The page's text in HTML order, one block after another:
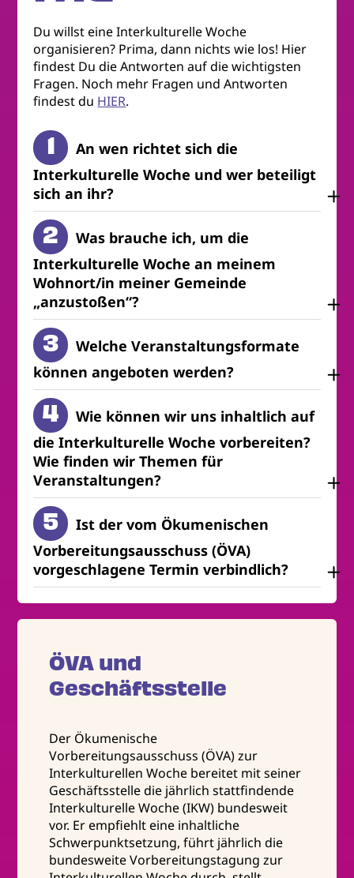
Du willst eine Interkulturelle Woche
organisieren? Prima, dann nichts wie los! Hier
findest Du die Antworten auf die wichtigsten
Fragen. Noch mehr Fragen und Antworten
findest du HIER.
An wen richtet sich die
Interkulturelle Woche und wer beteiligt
sich an ihr?
Was brauche ich, um die
Interkulturelle Woche an meinem
Wohnort/in meiner Gemeinde
„anzustoßen“?
Welche Veranstaltungsformate
können angeboten werden?
Wie können wir uns inhaltlich auf
die Interkulturelle Woche vorbereiten?
Wie finden wir Themen für
Veranstaltungen?
Ist der vom Ökumenischen
Vorbereitungsausschuss (ÖVA)
vorgeschlagene Termin verbindlich?
ÖVA und
Geschäftsstelle
Der Ökumenische
Vorbereitungsausschuss (ÖVA) zur
Interkulturellen Woche bereitet mit seiner
Geschäftsstelle die jährlich stattfindende
Interkulturelle Woche (IKW) bundesweit
vor. Er empfiehlt eine inhaltliche
Schwerpunktsetzung, führt jährlich die
bundesweite Vorbereitungstagung zur